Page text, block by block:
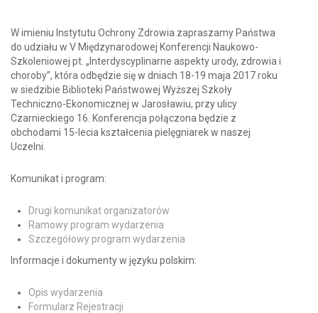
W imieniu Instytutu Ochrony Zdrowia zapraszamy Państwa
do udziału w V Międzynarodowej Konferencji Naukowo-
Szkoleniowej pt. „Interdyscyplinarne aspekty urody, zdrowia i
choroby”, która odbędzie się w dniach 18-19 maja 2017 roku
w siedzibie Biblioteki Państwowej Wyższej Szkoły
Techniczno-Ekonomicznej w Jarosławiu, przy ulicy
Czarnieckiego 16. Konferencja połączona będzie z
obchodami 15-lecia kształcenia pielęgniarek w naszej
Uczelni.
Komunikat i program:
Drugi komunikat organizatorów
Ramowy program wydarzenia
Szczegółowy program wydarzenia
Informacje i dokumenty w języku polskim:
Opis wydarzenia
Formularz Rejestracji